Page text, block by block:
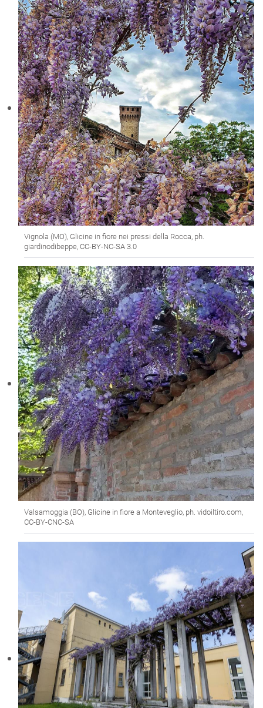
Vignola (MO), Glicine in fiore nei pressi della Rocca, ph.
giardinodibeppe, CC-BY-NC-SA 3.0
Valsamoggia (BO), Glicine in fiore a Monteveglio, ph. vidoiltiro.com,
CC-BY-CNC-SA